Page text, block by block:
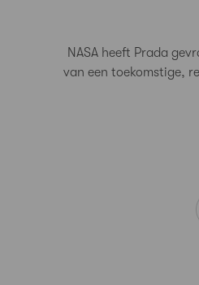
NASA heeft Prada
van een toekomstige,